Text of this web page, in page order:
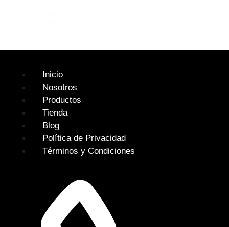
Inicio
Nosotros
Productos
Tienda
Blog
Política de Privacidad
Términos y Condiciones